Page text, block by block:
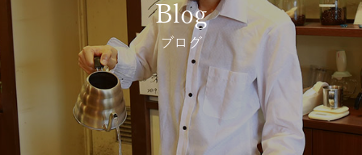
Blog
ブログ